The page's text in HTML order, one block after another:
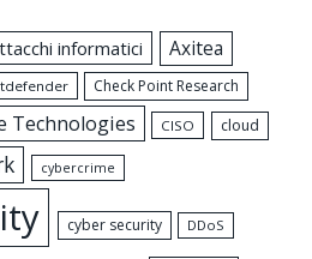
informatici Axitea
Check Point Research
Technologies CISO cloud
cybercrime
cyber security DDoS